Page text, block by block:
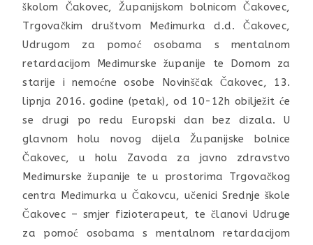
školom Čakovec, Županijskom bolnicom Čakovec,
Trgovačkim društvom Međimurka d.d. Čakovec,
Udrugom za pomoć osobama s mentalnom
retardacijom Međimurske županije te Domom za
starije i nemoćne osobe Novinščak Čakovec, 13.
lipnja 2016. godine (petak), od 10-12h obilježit će
se drugi po redu Europski dan bez dizala. U
glavnom holu novog dijela Županijske bolnice
Čakovec, u holu Zavoda za javno zdravstvo
Međimurske županije te u prostorima Trgovačkog
centra Međimurka u Čakovcu, učenici Srednje škole
Čakovec – smjer fizioterapeut, te članovi Udruge
za pomoć osobama s mentalnom retardacijom